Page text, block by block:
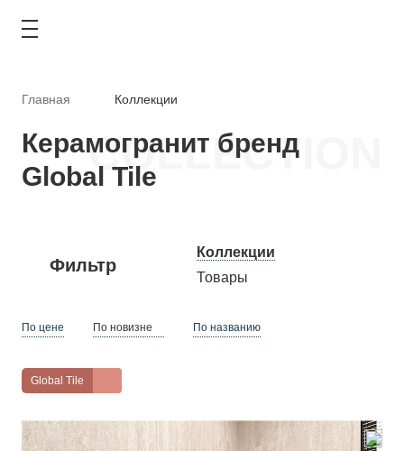
ТИПОВЫЕ РЕШЕНИЯ
COLLECTION
Главная Коллекции
Керамогранит бренд
Global Tile
Фильтр
Коллекции
Товары
По цене По новизне По названию
Global Tile